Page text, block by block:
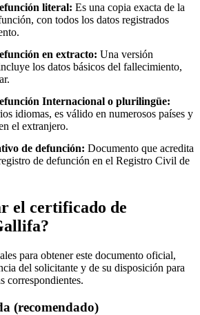
literal: Es una copia exacta de la
con todos los datos registrados
en extracto: Una versión
los datos básicos del fallecimiento,
Internacional o plurilingüe:
idiomas, es válido en numerosos países y
el extranjero.
de defunción: Documento que acredita
de defunción en el Registro Civil de
el certificado de
?
para obtener este documento oficial,
del solicitante y de su disposición para
correspondientes.
(recomendado)